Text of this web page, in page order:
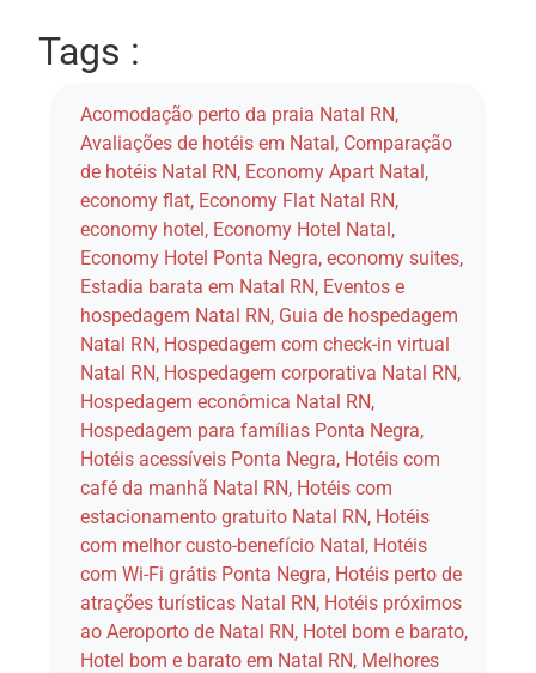
Tags :
Acomodação perto da praia Natal RN,
Avaliações de hotéis em Natal, Comparação
de hotéis Natal RN, Economy Apart Natal,
economy flat, Economy Flat Natal RN,
economy hotel, Economy Hotel Natal,
Economy Hotel Ponta Negra, economy suites,
Estadia barata em Natal RN, Eventos e
hospedagem Natal RN, Guia de hospedagem
Natal RN, Hospedagem com check-in virtual
Natal RN, Hospedagem corporativa Natal RN,
Hospedagem econômica Natal RN,
Hospedagem para famílias Ponta Negra,
Hotéis acessíveis Ponta Negra, Hotéis com
café da manhã Natal RN, Hotéis com
estacionamento gratuito Natal RN, Hotéis
com melhor custo-benefício Natal, Hotéis
com Wi-Fi grátis Ponta Negra, Hotéis perto de
atrações turísticas Natal RN, Hotéis próximos
ao Aeroporto de Natal RN, Hotel bom e barato,
Hotel bom e barato em Natal RN, Melhores